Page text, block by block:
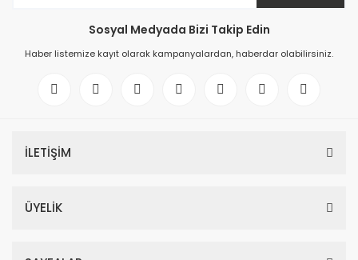
Sosyal Medyada Bizi Takip Edin
Haber listemize kayıt olarak kampanyalardan, haberdar olabilirsiniz.
İLETİŞİM
ÜYELİK